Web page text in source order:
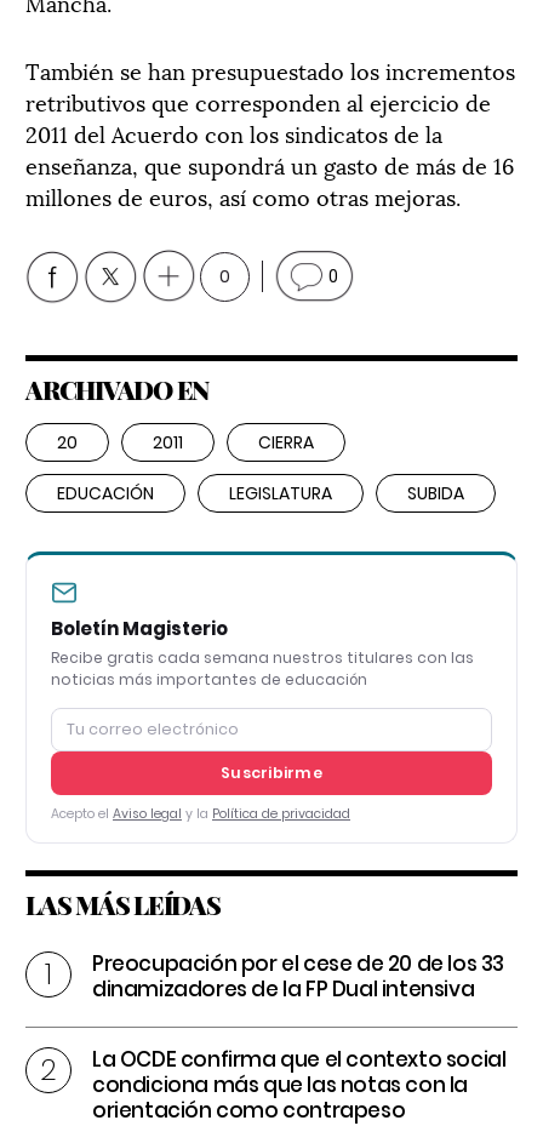
También se han presupuestado los incrementos
retributivos que corresponden al ejercicio de
2011 del Acuerdo con los sindicatos de la
enseñanza, que supondrá un gasto de más de 16
millones de euros, así como otras mejoras.
0 0
ARCHIVADO EN
20 2011 CIERRA
EDUCACIÓN LEGISLATURA SUBIDA
Boletín Magisterio
Recibe gratis cada semana nuestros titulares con las
noticias más importantes de educación
Suscribirme
Acepto el Aviso legal y la Política de privacidad
LAS MÁS LEÍDAS
Preocupación por el cese de 20 de los 33
dinamizadores de la FP Dual intensiva
La OCDE confirma que el contexto social
condiciona más que las notas con la
orientación como contrapeso